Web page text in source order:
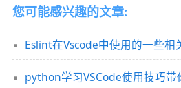
您可能感兴趣的文章:
Eslint在Vscode中使用的一些相
python学习VSCode使用技巧